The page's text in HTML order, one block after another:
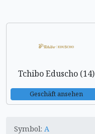
Tchibo Eduscho (14)
Geschäft ansehen
Symbol: A